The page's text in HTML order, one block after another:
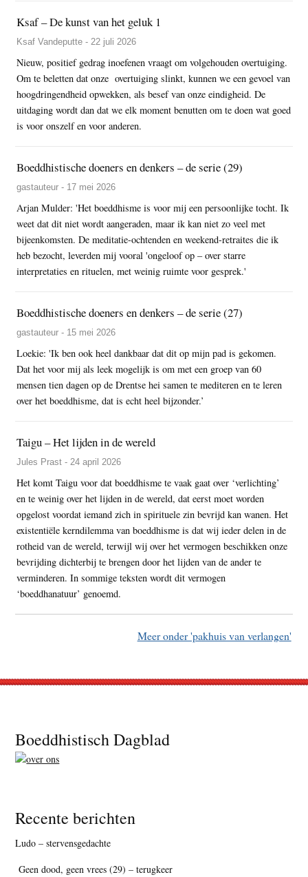
Ksaf – De kunst van het geluk 1
Ksaf Vandeputte - 22 juli 2026
Nieuw, positief gedrag inoefenen vraagt om volgehouden overtuiging.
Om te beletten dat onze overtuiging slinkt, kunnen we een gevoel van
hoogdringendheid opwekken, als besef van onze eindigheid. De
uitdaging wordt dan dat we elk moment benutten om te doen wat goed
is voor onszelf en voor anderen.
Boeddhistische doeners en denkers – de serie (29)
gastauteur - 17 mei 2026
Arjan Mulder: 'Het boeddhisme is voor mij een persoonlijke tocht. Ik
weet dat dit niet wordt aangeraden, maar ik kan niet zo veel met
bijeenkomsten. De meditatie-ochtenden en weekend-retraites die ik
heb bezocht, leverden mij vooral 'ongeloof op – over starre
interpretaties en rituelen, met weinig ruimte voor gesprek.'
Boeddhistische doeners en denkers – de serie (27)
gastauteur - 15 mei 2026
Loekie: 'Ik ben ook heel dankbaar dat dit op mijn pad is gekomen.
Dat het voor mij als leek mogelijk is om met een groep van 60
mensen tien dagen op de Drentse hei samen te mediteren en te leren
over het boeddhisme, dat is echt heel bijzonder.’
Taigu – Het lijden in de wereld
Jules Prast - 24 april 2026
Het komt Taigu voor dat boeddhisme te vaak gaat over ‘verlichting’
en te weinig over het lijden in de wereld, dat eerst moet worden
opgelost voordat iemand zich in spirituele zin bevrijd kan wanen. Het
existentiële kerndilemma van boeddhisme is dat wij ieder delen in de
rotheid van de wereld, terwijl wij over het vermogen beschikken onze
bevrijding dichterbij te brengen door het lijden van de ander te
verminderen. In sommige teksten wordt dit vermogen
‘boeddhanatuur’ genoemd.
Meer onder 'pakhuis van verlangen'
Footer
Boeddhistisch Dagblad
Recente berichten
Ludo – stervensgedachte
Geen dood, geen vrees (29) – terugkeer